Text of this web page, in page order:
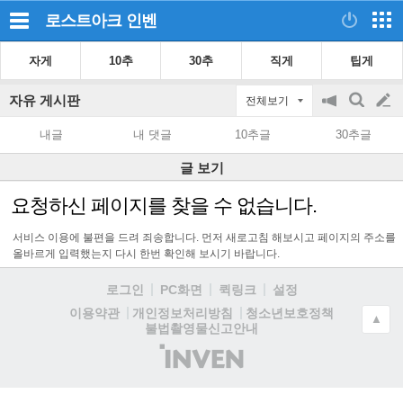
로스트아크 인벤
자게 10추 30추 직게 팁게
자유 게시판 전체보기
공
지
on/off
검
색
글
쓰
기
내글 내 댓글 10추글 30추글
글 보기
요청하신 페이지를 찾을 수 없습니다.
서비스 이용에 불편을 드려 죄송합니다. 먼저 새로고침 해보시고 페이지의 주소를
올바르게 입력했는지 다시 한번 확인해 보시기 바랍니다.
로그인 PC화면 퀵링크
설정
이용약관
개인정보처리방침
청소년보호정책
불법촬영물신고안내
(주)
인
▲